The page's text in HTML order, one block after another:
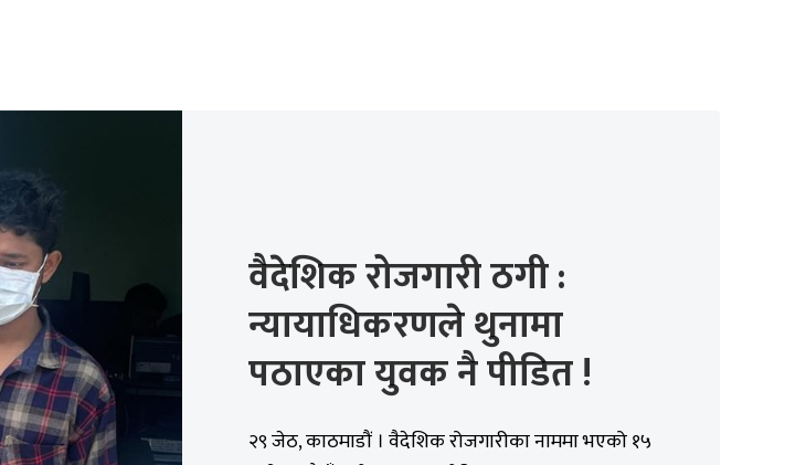
वैदेशिक रोजगारी ठगी :
न्यायाधिकरणले थुनामा
पठाएका युवक नै पीडित !
२९ जेठ, काठमाडौं । वैदेशिक रोजगारीका नाममा भएको १५